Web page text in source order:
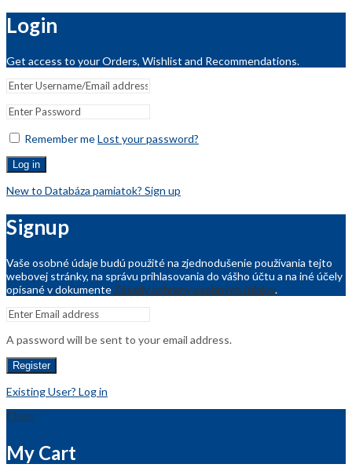
Login
Get access to your Orders, Wishlist and Recommendations.
Remember meLost your password?
Log in
New to Databáza pamiatok? Sign up
Signup
Vaše osobné údaje budú použité na zjednodušenie používania tejto
webovej stránky, na správu prihlasovania do vášho účtu a na iné účely
opísané v dokumente Zásady ochrany osobných údajov.
A password will be sent to your email address.
Register
Existing User? Log in
Close
My Cart